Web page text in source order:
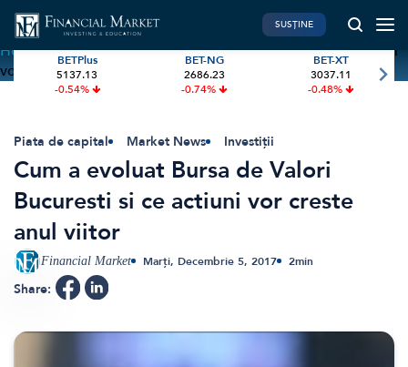
Home»Cum a evoluat Bursa de Valori Bucuresti si ce actiuni
vor creste anul viitor
PIATA DE CAPITAL
Investiții
International
BVB Recap
Bursa
Acțiunea Zilei
Brokeri
FINANTE PERSONALE
Educatie financiara
Pensie & taxe
Credite
Start-Up
FINTECH
SUSȚINE
BETPlus
5137.13
-0.54%
BET-NG
2686.23
-0.74%
BET-XT
3037.11
-0.48%
Piata de capital Market News Investiții
Cum a evoluat Bursa de Valori
Bucuresti si ce actiuni vor creste
anul viitor
Financial Market Marți, Decembrie 5, 2017 2min
Share: